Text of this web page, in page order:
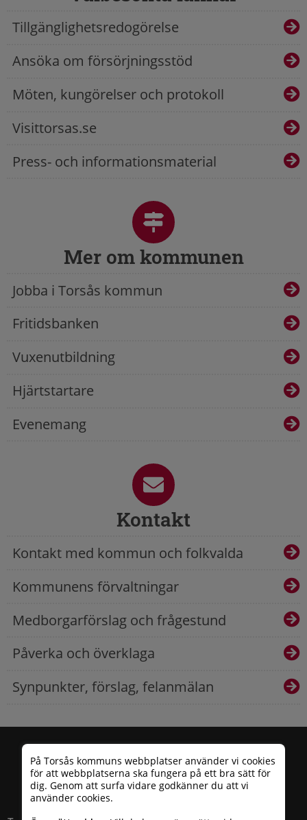
På Torsås kommuns webbplatser använder vi cookies
för att webbplatserna ska fungera på ett bra sätt för
dig. Genom att surfa vidare godkänner du att vi
använder cookies.
Tillgänglighetsredogörelse
Ansöka om försörjningsstöd
Möten, kungörelser och protokoll
Visittorsas.se
Press- och informationsmaterial
Mer om kommunen
Jobba i Torsås kommun
Fritidsbanken
Vuxenutbildning
Hjärtstartare
Evenemang
Kontakt
Kontakt med kommun och folkvalda
Kommunens förvaltningar
Medborgarförslag och frågestund
Påverka och överklaga
Synpunkter, förslag, felanmälan